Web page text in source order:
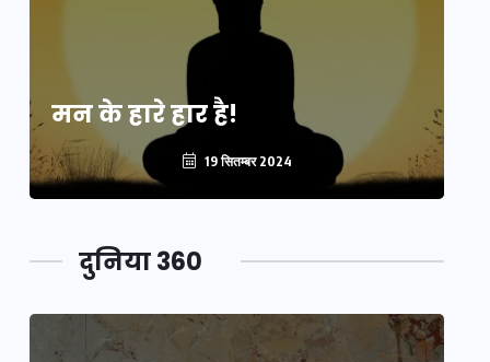
मन के हारे हार है!
19 सितम्बर 2024
दुनिया 360